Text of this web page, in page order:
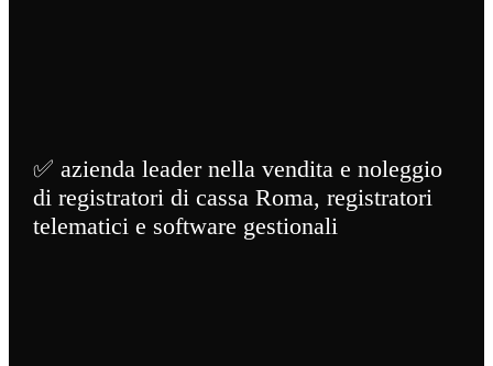
✅ azienda leader nella vendita e noleggio
di registratori di cassa Roma, registratori
telematici e software gestionali